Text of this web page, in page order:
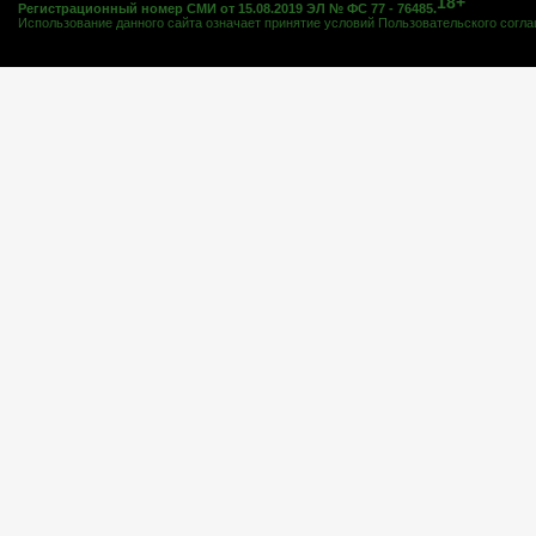
Регистрационный номер СМИ от 15.08.2019 ЭЛ № ФС 77 - 76485.
Использование данного сайта означает принятие условий Пользовательского